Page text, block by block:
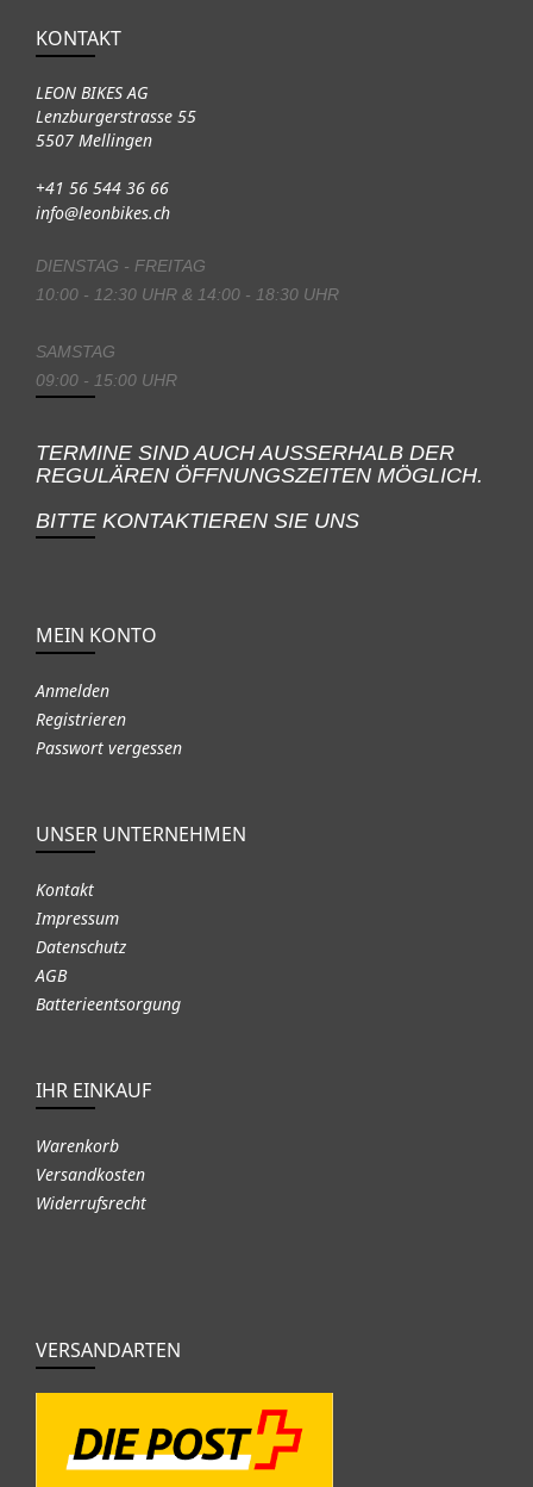
KONTAKT
LEON BIKES AG
Lenzburgerstrasse 55
5507 Mellingen
+41 56 544 36 66
info@leonbikes.ch
DIENSTAG - FREITAG
10:00 - 12:30 UHR & 14:00 - 18:30 UHR
SAMSTAG
09:00 - 15:00 UHR
TERMINE SIND AUCH AUSSERHALB DER
REGULÄREN ÖFFNUNGSZEITEN MÖGLICH.
BITTE KONTAKTIEREN SIE UNS
MEIN KONTO
Anmelden
Registrieren
Passwort vergessen
UNSER UNTERNEHMEN
Kontakt
Impressum
Datenschutz
AGB
Batterieentsorgung
IHR EINKAUF
Warenkorb
Versandkosten
Widerrufsrecht
VERSANDARTEN